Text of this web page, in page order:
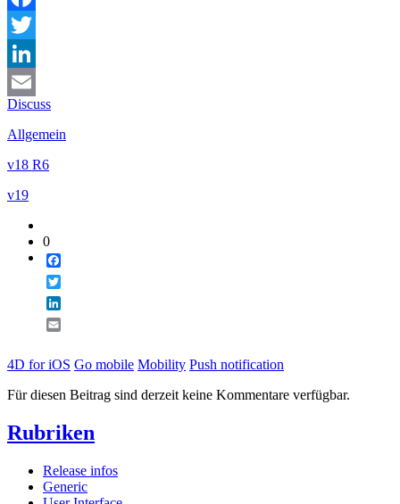
Facebook
Twitter
LinkedIn
Email
Discuss
Allgemein
v18 R6
v19
0
4D for iOS Go mobile Mobility Push notification
Für diesen Beitrag sind derzeit keine Kommentare verfügbar.
Rubriken
Release infos
Generic